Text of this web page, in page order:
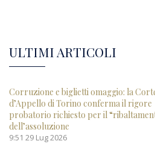
ULTIMI ARTICOLI
Corruzione e biglietti omaggio: la
d’Appello di Torino conferma il rigore
probatorio richiesto per il
dell’assoluzione
9:51 29 Lug 2026